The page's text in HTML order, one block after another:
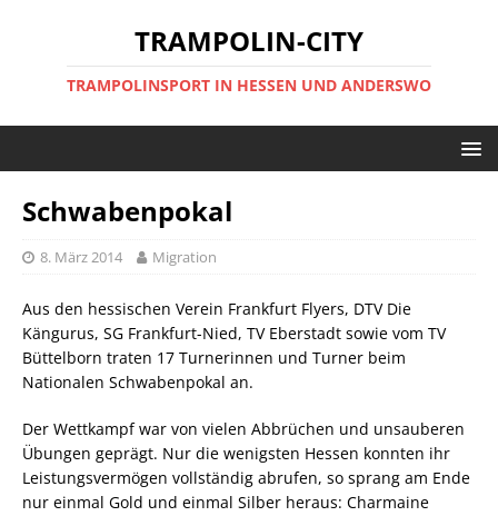
TRAMPOLIN-CITY
TRAMPOLINSPORT IN HESSEN UND ANDERSWO
Schwabenpokal
8. März 2014 Migration
Aus den hessischen Verein Frankfurt Flyers, DTV Die
Kängurus, SG Frankfurt-Nied, TV Eberstadt sowie vom TV
Büttelborn traten 17 Turnerinnen und Turner beim
Nationalen Schwabenpokal an.
Der Wettkampf war von vielen Abbrüchen und unsauberen
Übungen geprägt. Nur die wenigsten Hessen konnten ihr
Leistungsvermögen vollständig abrufen, so sprang am Ende
nur einmal Gold und einmal Silber heraus: Charmaine